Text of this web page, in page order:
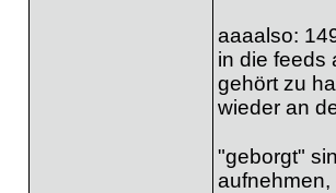
aaaalso:
in die feeds
gehört zu
wieder an
"geborgt"
aufnehmen,